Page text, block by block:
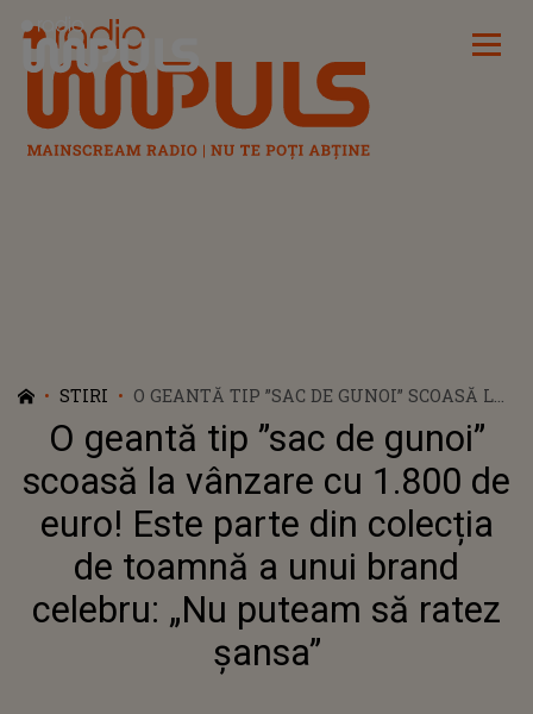
Radio Impuls
STIRI
O GEANTĂ TIP ”SAC DE GUNOI” SCOASĂ LA
VÂNZARE CU 1.800 DE EURO! ESTE PARTE
DIN COLECȚIA DE TOAMNĂ A UNUI BRAND
CELEBRU: „NU PUTEAM SĂ RATEZ ȘANSA”
O geantă tip ”sac de gunoi”
scoasă la vânzare cu 1.800 de
euro! Este parte din colecția
de toamnă a unui brand
celebru: „Nu puteam să ratez
șansa”